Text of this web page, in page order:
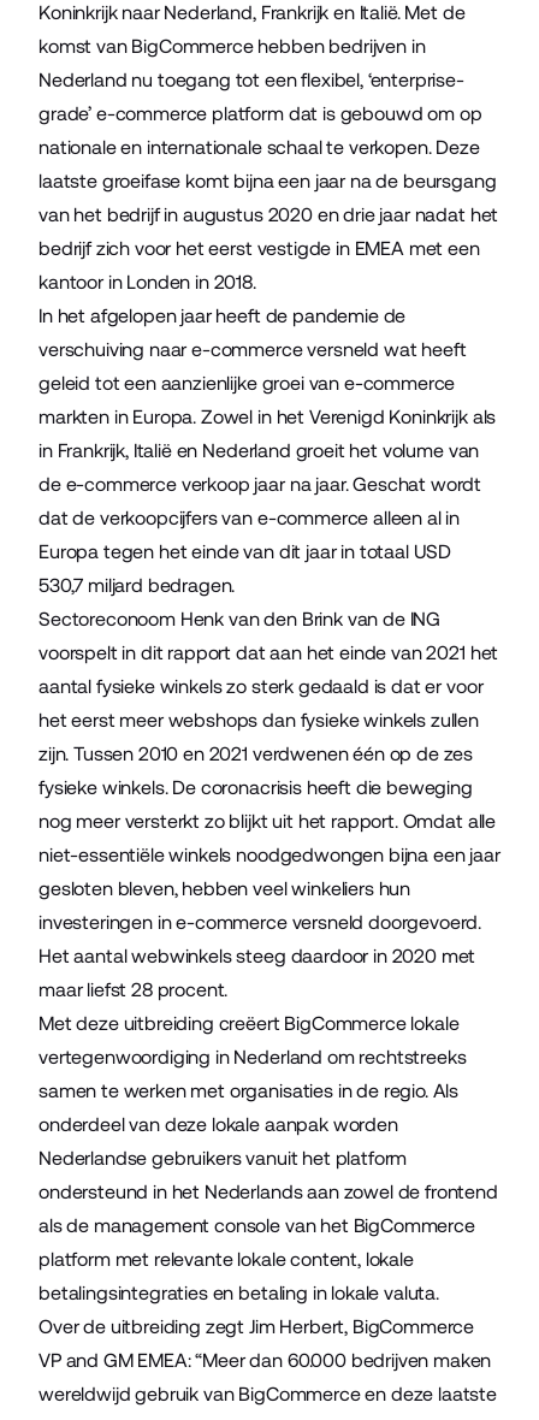
Koninkrijk naar Nederland, Frankrijk en Italië. Met de
komst van BigCommerce hebben bedrijven in
Nederland nu toegang tot een flexibel, ‘enterprise-
grade’ e-commerce platform dat is gebouwd om op
nationale en internationale schaal te verkopen. Deze
laatste groeifase komt bijna een jaar na de beursgang
van het bedrijfin augustus 2020 en drie jaar nadat het
bedrijf zich voor het eerst vestigde in EMEA met een
kantoor in Londen in 2018.
In het afgelopen jaar heeft de pandemie de
verschuiving naar e-commerce versneld wat heeft
geleid tot een aanzienlijke groeivan e-commerce
markten in Europa. Zowel in het Verenigd Koninkrijk als
in Frankrijk, Italië en Nederland groeit het volume van
de e-commerce verkoop jaar na jaar. Geschat wordt
dat de verkoopcijfers van e-commerce alleen al in
Europa tegen het einde van dit jaarin totaal USD
530,7 miljard bedragen.
Sectoreconoom Henk van den Brink van de ING
voorspelt in dit rapport dat aan het einde van 2021 het
aantal fysieke winkels zo sterk gedaald is dat er voor
het eerst meer webshops dan fysieke winkels zullen
zijn. Tussen 2010 en 2021 verdwenen één op de zes
fysieke winkels. De coronacrisis heeft die beweging
nog meer versterkt zo blijkt uit het rapport. Omdat alle
niet-essentiële winkels noodgedwongen bijna een jaar
gesloten bleven, hebben veel winkeliers hun
investeringen in e-commerce versneld doorgevoerd.
Het aantal webwinkels steeg daardoor in 2020 met
maar liefst 28 procent.
Met deze uitbreiding creëert BigCommerce lokale
vertegenwoordiging in Nederland om rechtstreeks
samen te werken met organisaties in de regio. Als
onderdeel van deze lokale aanpak worden
Nederlandse gebruikers vanuit het platform
ondersteund in het Nederlands aan zowel de frontend
als de management console van het BigCommerce
platform met relevante lokale content, lokale
betalingsintegraties en betaling in lokale valuta.
Over de uitbreiding zegt Jim Herbert, BigCommerce
VP and GM EMEA: “Meer dan 60.000 bedrijven maken
wereldwijd gebruik van BigCommerce en deze laatste